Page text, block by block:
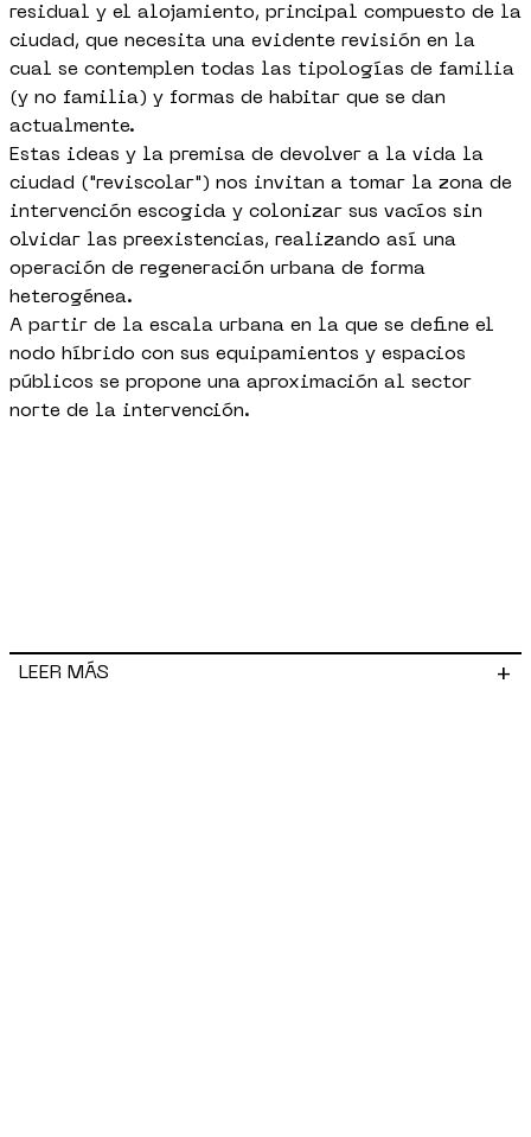
residual y el alojamiento, principal compuesto de la
ciudad, que necesita una evidente revisión en la
cual se contemplen todas las tipologías de familia
(y no familia) y formas de habitar que se dan
actualmente.
Estas ideas y la premisa de devolver a la vida la
ciudad ("reviscolar") nos invitan a tomar la zona de
intervención escogida y colonizar sus vacíos sin
olvidar las preexistencias, realizando así una
operación de regeneración urbana de forma
heterogénea.
A partir de la escala urbana en la que se define el
nodo híbrido con sus equipamientos y espacios
públicos se propone una aproximación al sector
norte de la intervención.
LEER MÁS +